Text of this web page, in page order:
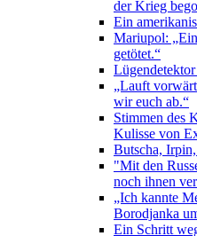
der Krieg
Ein
Mariupol:
getötet.“
„Lauft
wir euch ab.“
Stimmen des
Kulisse von
Butscha,
"Mit den
noch ihnen
„Ich kannte
Borodjanka
Ein Schritt